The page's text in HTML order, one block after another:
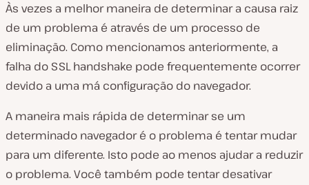
Às vezes a melhor maneira de determinar a causa raiz
de um problema é através de um processo de
eliminação. Como mencionamos anteriormente, a
falha do SSL handshake pode frequentemente ocorrer
devido a uma má configuração do navegador.
A maneira mais rápida de determinar se um
determinado navegador é o problema é tentar mudar
para um diferente. Isto pode ao menos ajudar a reduzir
o problema. Você também pode tentar desativar